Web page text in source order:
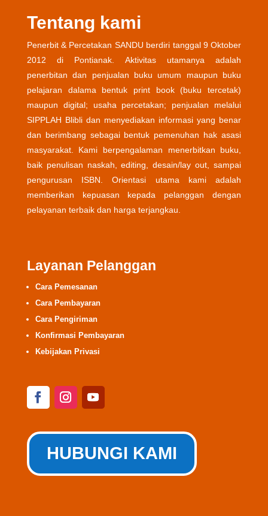
Tentang kami
Penerbit & Percetakan SANDU berdiri tanggal 9 Oktober
2012 di Pontianak. Aktivitas utamanya adalah
penerbitan dan penjualan buku umum maupun buku
pelajaran dalama bentuk print book (buku tercetak)
maupun digital; usaha percetakan; penjualan melalui
SIPPLAH Blibli dan menyediakan informasi yang benar
dan berimbang sebagai bentuk pemenuhan hak asasi
masyarakat. Kami berpengalaman menerbitkan buku,
baik penulisan naskah, editing, desain/lay out, sampai
pengurusan ISBN. Orientasi utama kami adalah
memberikan kepuasan kepada pelanggan dengan
pelayanan terbaik dan harga terjangkau.
Layanan Pelanggan
Cara Pemesanan
Cara Pembayaran
Cara Pengiriman
Konfirmasi Pembayaran
Kebijakan Privasi
HUBUNGI KAMI